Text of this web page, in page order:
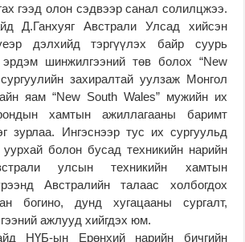
гээд олон сэдвээр санал солилцжээ.
Д.Ганхуяг Австрали Улсад хийсэн
дэлхийд тэргүүлэх байр суурь
эрдэм шинжилгээний төв болох “New
захиралтай уулзаж Монгол
яам “New South Wales” мужийн их
хамтын ажиллагааны баримт
зурлаа. Ингэснээр тус их сургуульд
болон бусад техникийн нарийн
улсын техникийн хамтын
Австралийн талаас холбогдох
богино, дунд хугацааны сургалт,
ажлууд хийгдэх юм.
НҮБ-ын Ерөнхий нарийн бичгийн